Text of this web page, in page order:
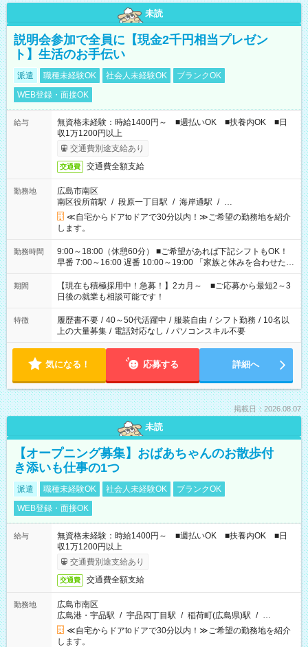
未読
説明会参加で全員に【現金2千円相当プレゼン
ト】生活のお手伝い
派遣 職種未経験OK 社会人未経験OK
ブランクOK
WEB登録・面接OK
給与
無資格未経験：時給1400円～ ■週払いOK ■扶養内OK ■日
収1万1200円以上
交通費別途支給あり
交通費 交通費全額支給
勤務地
広島市南区
南区役所前駅 / 段原一丁目駅 / 海岸通駅 / …
≪自宅からドアtoドアで30分以内！≫ご希望の勤務地を紹介
します。
勤務時間
9:00～18:00（休憩60分） ■ご希望があれば下記シフトもOK！
早番 7:00～16:00 遅番 10:00～19:00 「家族と休みを合わせた
い」 「余裕を持って夕飯の準備がしたい」 「できれば残業はし
たくない」 など、ご希望を教えてくださいね。 ※Wワーク希望
の方へ 今ご覧のお仕事で希望する勤務時間と、もう1つのお仕事
の勤務時間。 合計で週40時間を超える場合は応募できません。
期間
【現在も積極採用中！急募！】2カ月～ ■ご応募から最短2～3
日後の就業も相談可能です！
特徴 履歴書不要 / 40～50代活躍中 / 服装自由 / シフト勤務 / 10名以
上の大量募集 / 電話対応なし / パソコンスキル不要
気になる！ 応募する 詳細へ
掲載日：2026.08.07
未読
【オープニング募集】おばあちゃんのお散歩付
き添いも仕事の1つ
派遣 職種未経験OK 社会人未経験OK
ブランクOK
WEB登録・面接OK
給与
無資格未経験：時給1400円～ ■週払いOK ■扶養内OK ■日
収1万1200円以上
交通費別途支給あり
交通費 交通費全額支給
勤務地
広島市南区
広島港・宇品駅 / 宇品四丁目駅 / 稲荷町(広島県)駅 / …
≪自宅からドアtoドアで30分以内！≫ご希望の勤務地を紹介
します。